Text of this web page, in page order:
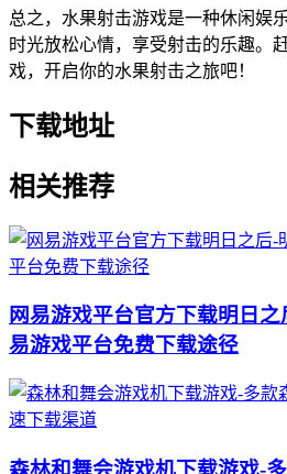
总之，水果射击游戏是一种休闲娱
时光放松心情，享受射击的乐趣。
戏，开启你的水果射击之旅吧！
下载地址
相关推荐
网易游戏平台官方下载明日
易游戏平台免费下载途径
森林和舞会游戏机下载游戏-